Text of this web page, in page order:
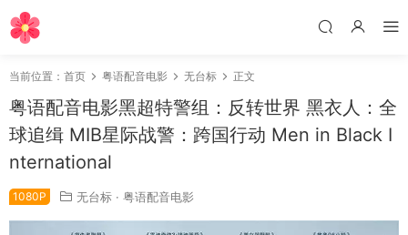
当前位置： 首页 粤语配音电影 无台标 正文
粤语配音电影黑超特警组：反转世界 黑衣人：全
球追缉 MIB星际战警：跨国行动 Men in Black I
nternational
1080P 无台标 · 粤语配音电影